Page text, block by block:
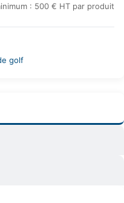
: 500 € HT par produit
golf